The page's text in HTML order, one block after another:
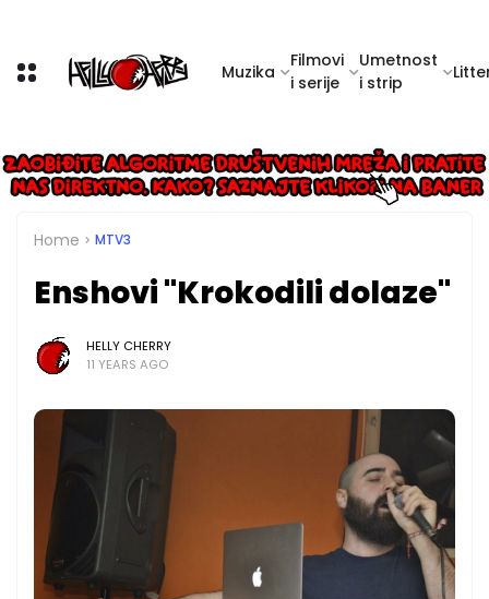
Muzika
Filmovi
i serije
Umetnost
i strip
Home MTV3
Enshovi "Krokodili dolaze"
HELLY CHERRY
11 YEARS AGO